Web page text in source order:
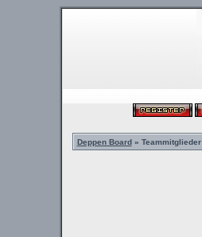
Deppen Board» Teammitglieder